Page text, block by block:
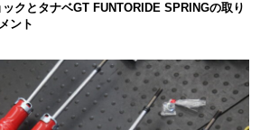
クとタナベGT FUNTORIDE SPRINGの取り
ント